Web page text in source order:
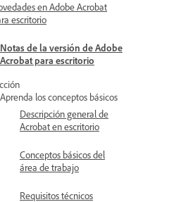
en Adobe Acrobat
escritorio
Notas de la versión de Adobe
Acrobat para escritorio
Aprenda los conceptos básicos
Descripción general de
Acrobat en escritorio
Conceptos básicos del
área de trabajo
Requisitos técnicos